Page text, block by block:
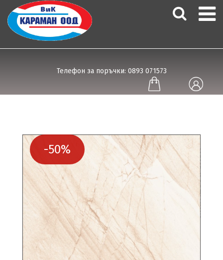
Телефон за поръчки: 0893 071573
-50%